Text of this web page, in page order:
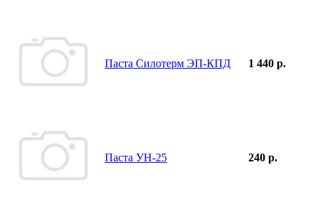
Паста Силотерм ЭП-КПД 1 440 р.
Паста УН-25 240 р.